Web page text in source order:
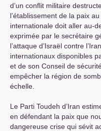
d’un conflit militaire
l’établissement de la paix
internationale doit aller au-
exprimée par le secrétaire
l’attaque d’Israël contre
internationaux disponibles
et de son Conseil de
empêcher la région de
échelle.
Le Parti Toudeh d’Iran
en défendant la paix que
dangereuse crise qui sévit